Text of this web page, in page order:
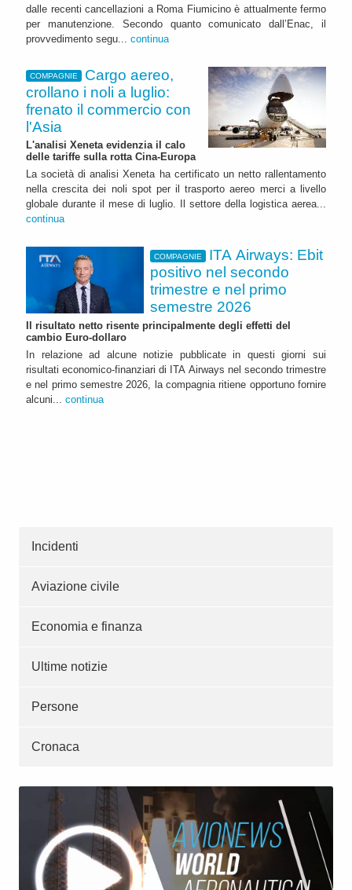
dalle recenti cancellazioni a Roma Fiumicino è attualmente fermo
per manutenzione. Secondo quanto comunicato dall’Enac, il
provvedimento segu... continua
COMPAGNIE
Cargo aereo,
crollano i noli a luglio:
frenato il commercio con
l'Asia
L'analisi Xeneta evidenzia il calo
delle tariffe sulla rotta Cina-Europa
La società di analisi Xeneta ha certificato un netto rallentamento
nella crescita dei noli spot per il trasporto aereo merci a livello
globale durante il mese di luglio. Il settore della logistica aerea...
continua
COMPAGNIE
ITA Airways: Ebit
positivo nel secondo
trimestre e nel primo
semestre 2026
Il risultato netto risente principalmente degli effetti del
cambio Euro-dollaro
In relazione ad alcune notizie pubblicate in questi giorni sui
risultati economico-finanziari di ITA Airways nel secondo trimestre
e nel primo semestre 2026, la compagnia ritiene opportuno fornire
alcuni... continua
Incidenti
Aviazione civile
Economia e finanza
Ultime notizie
Persone
Cronaca